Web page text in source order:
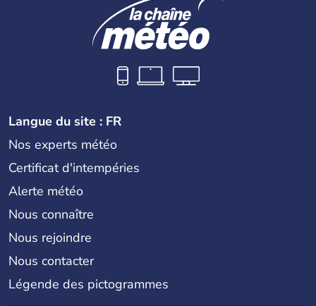
Langue du site : FR
Nos experts météo
Certificat d'intempéries
Alerte météo
Nous connaître
Nous rejoindre
Nous contacter
Légende des pictogrammes